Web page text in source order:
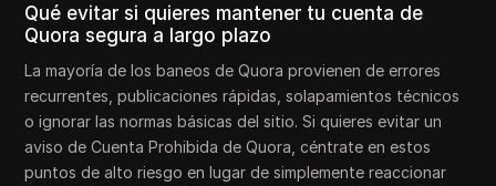
Qué evitar si quieres mantener tu cuenta de
Quora segura a largo plazo
La mayoría de los baneos de Quora provienen de errores
recurrentes, publicaciones rápidas, solapamientos técnicos
o ignorar las normas básicas del sitio. Si quieres evitar un
aviso de Cuenta Prohibida de Quora, céntrate en estos
puntos de alto riesgo en lugar de simplemente reaccionar